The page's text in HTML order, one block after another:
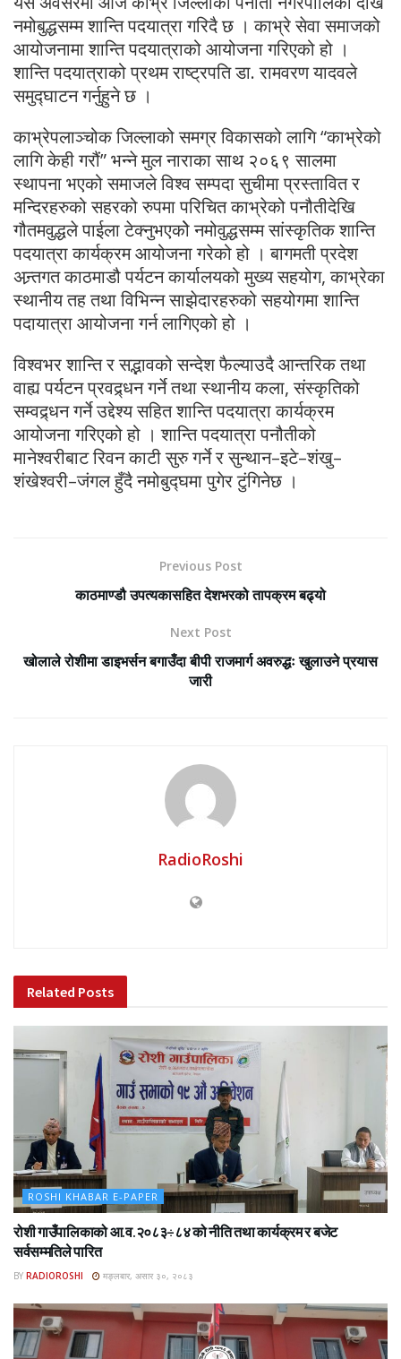
नमोबुद्धसम्म शान्ति पदयात्रा गरिदै छ । काभ्रे सेवा समाजको
आयोजनामा शान्ति पदयात्राको आयोजना गरिएको हो ।
शान्ति पदयात्राको प्रथम राष्ट्रपति डा. रामवरण यादवले
समुद्घाटन गर्नुहुने छ ।
काभ्रेपलाञ्चोक जिल्लाको समग्र विकासको लागि “काभ्रेको
लागि केही गरौं” भन्ने मुल नाराका साथ २०६९ सालमा
स्थापना भएको समाजले विश्व सम्पदा सुचीमा प्रस्तावित र
मन्दिरहरुको सहरको रुपमा परिचित काभ्रेको पनौतीदेखि
गौतमवुद्धले पाईला टेक्नुभएकोे नमोवुद्धसम्म सांस्कृतिक शान्ति
पदयात्रा कार्यक्रम आयोजना गरेको हो । बागमती प्रदेश
अन्र्तगत काठमाडौ पर्यटन कार्यालयको मुख्य सहयोग, काभ्रेका
स्थानीय तह तथा विभिन्न साझेदारहरुको सहयोगमा शान्ति
पदायात्रा आयोजना गर्न लागिएको हो ।
विश्वभर शान्ति र सद्भावको सन्देश फैल्याउदै आन्तरिक तथा
वाह्य पर्यटन प्रवद्र्धन गर्ने तथा स्थानीय कला, संस्कृतिको
सम्वद्र्धन गर्ने उद्देश्य सहित शान्ति पदयात्रा कार्यक्रम
आयोजना गरिएको हो । शान्ति पदयात्रा पनौतीको
मानेश्वरीबाट रिवन काटी सुरु गर्ने र सुन्थान–इटे–शंखु–
शंखेश्वरी–जंगल हुँदै नमोबुद्घमा पुगेर टुंगिनेछ ।
Previous Post
काठमाण्डौ उपत्यकासहित देशभरको तापक्रम बढ्यो
Next Post
खोलाले रोशीमा डाइभर्सन बगाउँदा बीपी राजमार्ग अवरुद्धः खुलाउने प्रयास
जारी
RadioRoshi
Related Posts
ROSHI KHABAR E-PAPER
रोशी गाउँपालिकाको आ.व.२०८३÷८४ को नीति तथा कार्यक्रम र बजेट
सर्वसम्मतिले पारित
BY RADIOROSHI मङ्लबार, असार ३०, २०८३